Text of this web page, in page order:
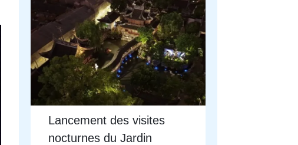
Lancement des visites
nocturnes du Jardin